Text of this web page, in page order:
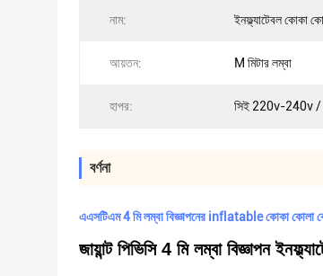
নাম: ইনফ্ল্যাটেবল কোকা
আয়তন: M মিটার লম্বা
হাপর: সিই 220v-240v
বর্ণনা
এএসটিএম 4 মি লম্বা বিজ্ঞাপনের inflatable কোকা কোলা
জায়ান্ট পিভিসি 4 মি লম্বা বিজ্ঞাপন